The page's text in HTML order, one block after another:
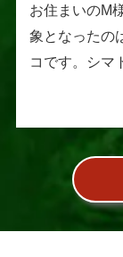
お住まいのM
象となったの
コです。シマ